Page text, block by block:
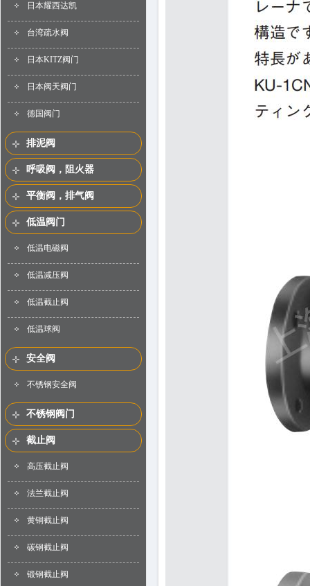
日本耀西达凯
台湾疏水阀
日本KITZ阀门
日本阀天阀门
德国阀门
排泥阀
呼吸阀，阻火器
平衡阀，排气阀
低温阀门
低温电磁阀
低温减压阀
低温截止阀
低温球阀
安全阀
不锈钢安全阀
不锈钢阀门
截止阀
高压截止阀
法兰截止阀
黄铜截止阀
碳钢截止阀
锻钢截止阀